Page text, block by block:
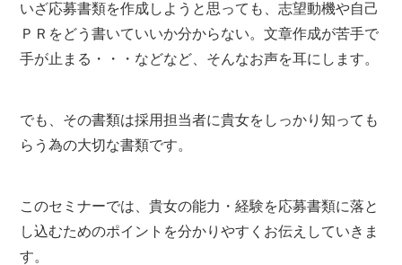
いざ応募書類を作成しようと思っても、志望動機や自己
ＰＲをどう書いていいか分からない。文章作成が苦手で
手が止まる・・・などなど、そんなお声を耳にします。
でも、その書類は採用担当者に貴女をしっかり知っても
らう為の大切な書類です。
このセミナーでは、貴女の能力・経験を応募書類に落と
し込むためのポイントを分かりやすくお伝えしていきま
す。